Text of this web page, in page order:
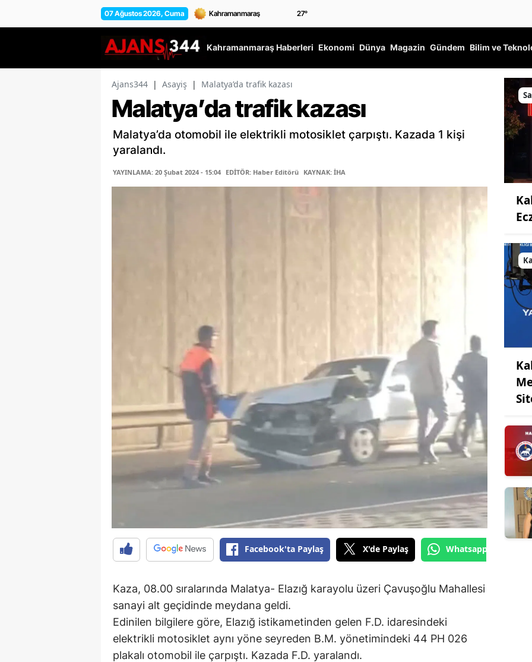
07 Ağustos 2026, Cuma 27°
Kahramanmaraş Haberleri Ekonomi Dünya Magazin Gündem Bilim ve
Ajans344 | Asayiş | Malatya’da trafik kazası
Malatya’da trafik kazası
Malatya’da otomobil ile elektrikli motosiklet çarpıştı. Kazada 1 kişi
yaralandı.
YAYINLAMA: 20 Şubat 2024 - 15:04 EDİTÖR: Haber Editörü KAYNAK: İHA
Facebook'ta Paylaş X'de Paylaş Whatsapp'tan
Kaza, 08.00 sıralarında Malatya- Elazığ karayolu üzeri Çavuşoğlu Mahallesi
sanayi alt geçidinde meydana geldi.
Edinilen bilgilere göre, Elazığ istikametinden gelen F.D. idaresindeki
elektrikli motosiklet aynı yöne seyreden B.M. yönetimindeki 44 PH 026
plakalı otomobil ile çarpıştı. Kazada F.D. yaralandı.